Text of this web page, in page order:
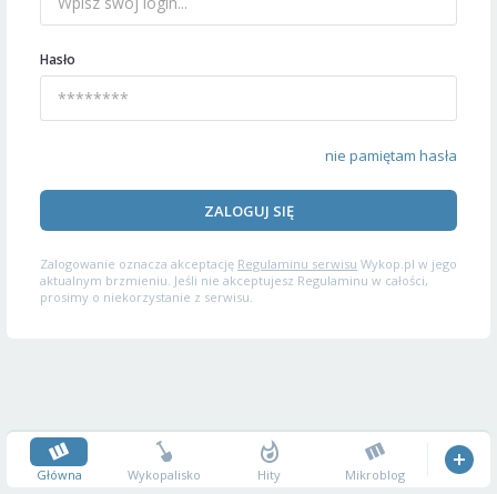
Hasło
nie pamiętam hasła
ZALOGUJ SIĘ
Zalogowanie oznacza akceptację Regulaminu serwisu Wykop.pl w jego
aktualnym brzmieniu. Jeśli nie akceptujesz Regulaminu w całości,
prosimy o niekorzystanie z serwisu.
Główna Wykopalisko Hity Mikroblog